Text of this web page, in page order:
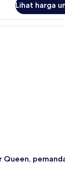
Lihat harga
Queen,